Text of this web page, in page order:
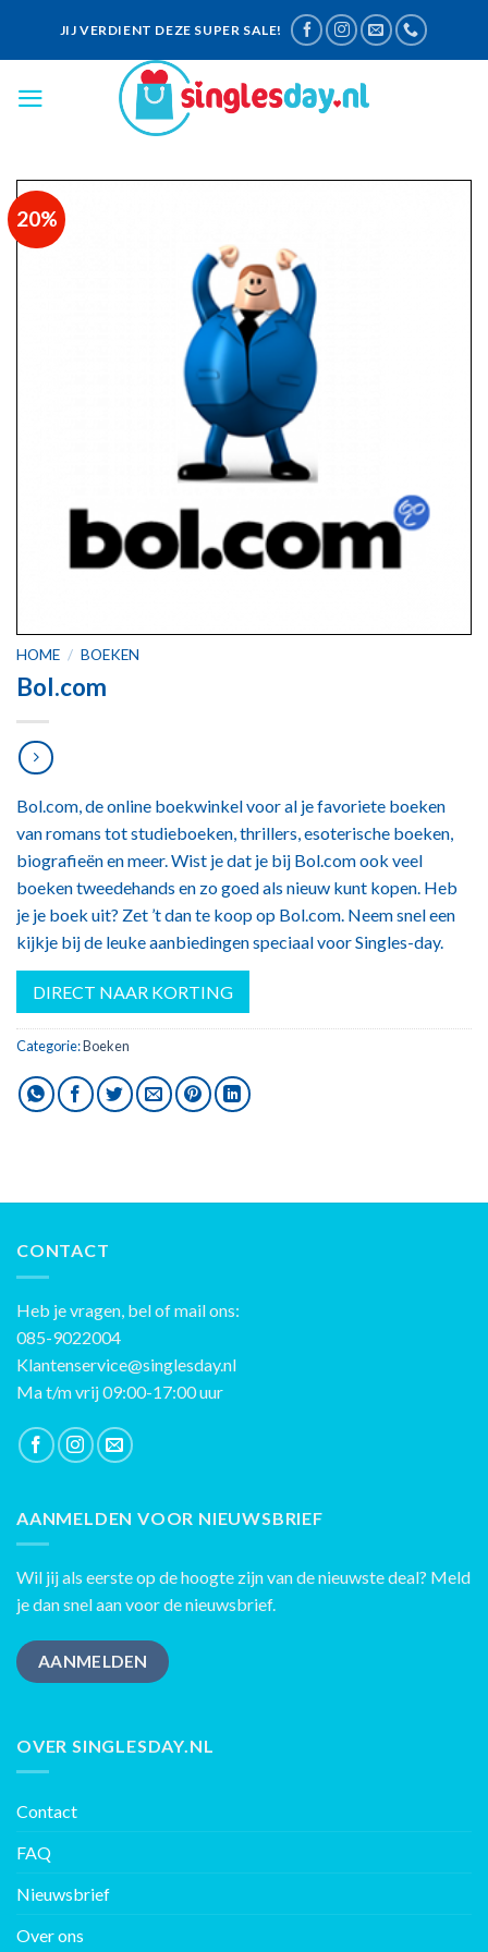
content
JIJ VERDIENT DEZE SUPER SALE!
20%
HOME / BOEKEN
Bol.com
Bol.com, de online boekwinkel voor al je favoriete boeken
van romans tot studieboeken, thrillers, esoterische boeken,
biografieën en meer. Wist je dat je bij Bol.com ook veel
boeken tweedehands en zo goed als nieuw kunt kopen. Heb
je je boek uit? Zet ’t dan te koop op Bol.com. Neem snel een
kijkje bij de leuke aanbiedingen speciaal voor Singles-day.
DIRECT NAAR KORTING
Categorie:Boeken
CONTACT
Heb je vragen, bel of mail ons:
085-9022004
Klantenservice@singlesday.nl
Ma t/m vrij 09:00-17:00 uur
AANMELDEN VOOR NIEUWSBRIEF
Wil jij als eerste op de hoogte zijn van de nieuwste deal? Meld
je dan snel aan voor de nieuwsbrief.
AANMELDEN
OVER SINGLESDAY.NL
Contact
FAQ
Nieuwsbrief
Over ons